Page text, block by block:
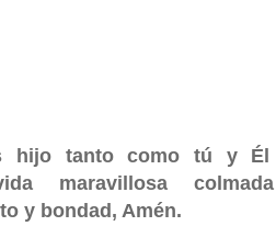
hijo tanto como tú y Él
maravillosa
y bondad, Amén.